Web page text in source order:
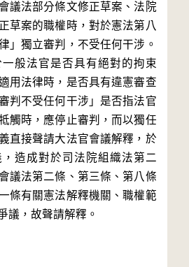
議法部分條文修正草案、法院
草案的職權時，對於憲法第八
」獨立審判，不受任何干涉。
般法官是否具有絕對的拘束
用法律時，是否具有違憲審查
判不受任何干涉」是否指法官
觸時，應停止審判，而以獨任
直接聲請大法官會議解釋，於
造成對於司法院組織法第二
議法第二條、第三條、第八條
條有關憲法解釋機關、職權範
議，故聲請解釋。